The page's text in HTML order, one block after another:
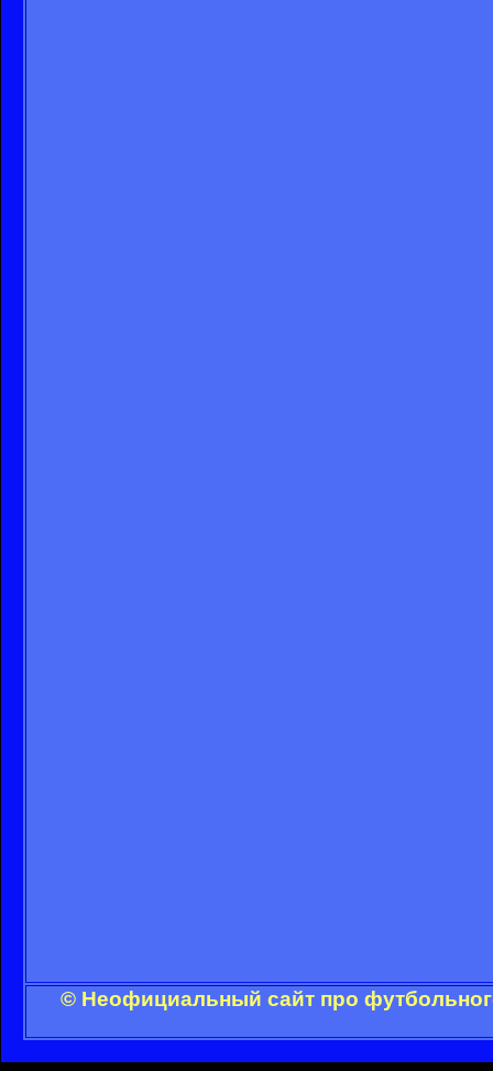
© Неофициальный сайт про